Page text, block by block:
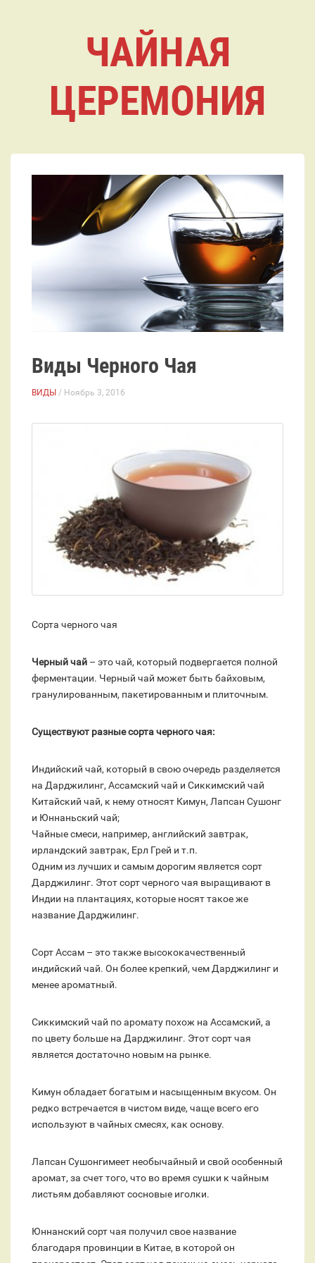
ЧАЙНАЯ
ЦЕРЕМОНИЯ
Виды Черного Чая
ВИДЫ / Ноябрь 3, 2016
Сорта черного чая
Черный чай – это чай, который подвергается полной
ферментации. Черный чай может быть байховым,
гранулированным, пакетированным и плиточным.
Существуют разные сорта черного чая:
Индийский чай, который в свою очередь разделяется
на Дарджилинг, Ассамский чай и Сиккимский чай
Китайский чай, к нему относят Кимун, Лапсан Сушонг
и Юннаньский чай;
Чайные смеси, например, английский завтрак,
ирландский завтрак, Ерл Грей и т.п.
Одним из лучших и самым дорогим является сорт
Дарджилинг. Этот сорт черного чая выращивают в
Индии на плантациях, которые носят такое же
название Дарджилинг.
Сорт Ассам – это также высококачественный
индийский чай. Он более крепкий, чем Дарджилинг и
менее ароматный.
Сиккимский чай по аромату похож на Ассамский, а
по цвету больше на Дарджилинг. Этот сорт чая
является достаточно новым на рынке.
Кимун обладает богатым и насыщенным вкусом. Он
редко встречается в чистом виде, чаще всего его
используют в чайных смесях, как основу.
Лапсан Сушонгимеет необычайный и свой особенный
аромат, за счет того, что во время сушки к чайным
листьям добавляют сосновые иголки.
Юннанский сорт чая получил свое название
благодаря провинции в Китае, в которой он